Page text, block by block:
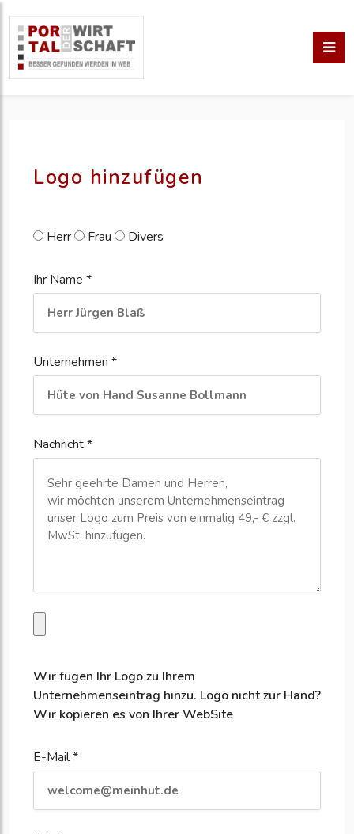
erstellen
Logo hinzufügen
Herr Frau Divers
Ihr Name *
Unternehmen *
Nachricht *
Wir fügen Ihr Logo zu Ihrem
Unternehmenseintrag hinzu. Logo nicht zur Hand?
Wir kopieren es von Ihrer WebSite
E-Mail *